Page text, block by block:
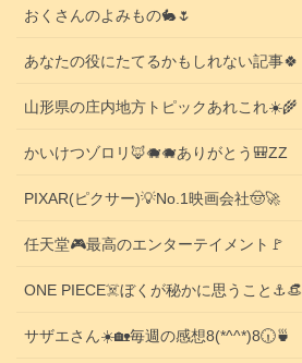
おくさんのよみもの🐇🌷
あなたの役にたてるかもしれない記事🍀
山形県の庄内地方トピックあれこれ☀️🌾
かいけつゾロリ🦊🐗🐗ありがとう🎒ZZ
PIXAR(ピクサー)💡No.1映画会社🤠🚀
任天堂🎮️最高のエンターテイメント🚩
ONE PIECE☠️ぼくが秘かに思うこと⚓️👒
サザエさん☀️🏡毎週の感想8(*^^*)8🕡️🍵